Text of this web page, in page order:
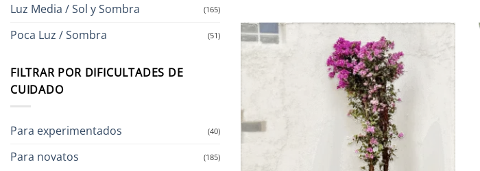
Luz Media / Sol y Sombra (165)
Poca Luz / Sombra (51)
FILTRAR POR DIFICULTADES DE
CUIDADO
Para experimentados (40)
Para novatos (185)